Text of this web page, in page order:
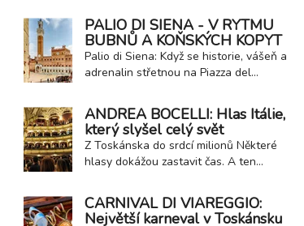
nejzajímavějších italských tradic –
soutěž v kutálení sýra pecorino. Tato
netradiční zábava má kořeny už ve
středověku a vznikla z obyčejné
venkovské kratochvíle, která se
PALIO DI SIENA - V RYTMU
BUBNŮ A KOŇSKÝCH KOPYT
Palio di Siena: Když se historie, vášeň a
adrenalin střetnou na Piazza del
Sieny, ikonické náměstí Piazza del
Campo , proměněné v arénu plnou
napětí a očekávání. Deset jezdců v
barvách historických městských čtvrtí
(contrade) se chystá k divokému a...
ANDREA BOCELLI: Hlas Itálie,
který slyšel celý svět
Z Toskánska do srdcí milionů Některé
hlasy dokážou zastavit čas. A ten
patří. Jeho silný tenor plný emocí se stal
symbolem italské elegance, vášně a
CARNIVAL DI VIAREGGIO:
Největší karneval v Toskánsku